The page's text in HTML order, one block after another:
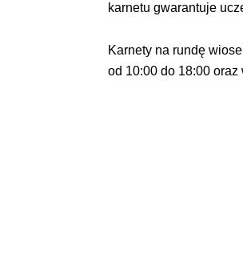
karnetu gwarantuje
Karnety na rundę
od 10:00 do 18:00 oraz